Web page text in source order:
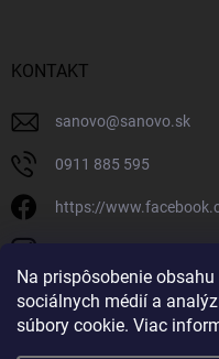
Na prispôsobenie
sociálnych médií a
súbory cookie. Viac
KONTAKT
sanovo@sanovo.sk
0911 885 595
https://